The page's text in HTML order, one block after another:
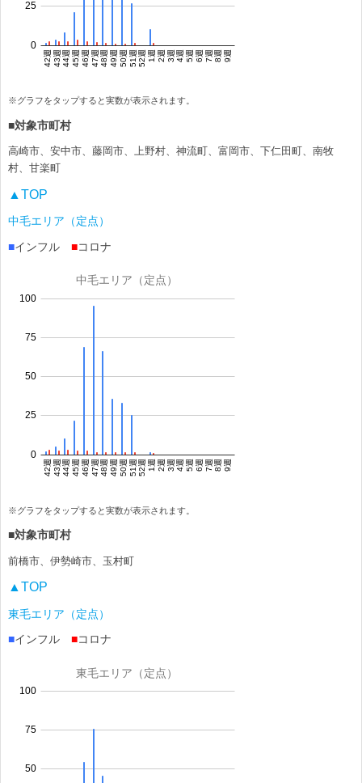
※グラフをタップすると実数が表示されます。
■対象市町村
高崎市、安中市、藤岡市、上野村、神流町、富岡市、下仁田町、南牧
村、甘楽町
▲TOP
中毛エリア（定点）
■インフル ■コロナ
※グラフをタップすると実数が表示されます。
■対象市町村
前橋市、伊勢崎市、玉村町
▲TOP
東毛エリア（定点）
■インフル ■コロナ